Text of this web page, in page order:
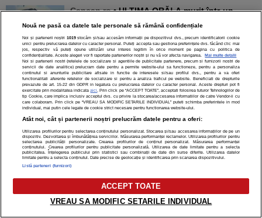
Cancan.ro• ULTIMA ORĂ! A murit într-un
Comentarii
Nouă ne pasă ca datele tale personale să rămână confidențiale
Noi și partenerii noștri 1019stocăm și/sau accesăm informații pe dispozitivul dvs., precum identificatorii cookie
unici pentru prelucrarea datelor cu caracter personal. Puteți accepta sau gestiona preferințele dvs. făcând clic mai
jos, respectiv vă puteți opune utilizării unui interes legitim în orice moment pe pagina cu politica de
confidențialitate. Aceste alegeri vor fi raportate partenerilor noștri și nu vă vor afecta navigarea.
Mai multe detalii
Noi si partenerii nostri (retelele de socializare si agentiile de publicitate partenere, precum si furnizorii nostri de
servicii de date analitice) prelucram date pentru a permite website-ului sa functioneze, pentru a personaliza
continutul si anunturile publicitare afisate in functie de interesele si/sau profilul dvs., pentru a va oferi
functionalitati aferente retelelor de socializare si pentru a analiza traficul pe website. Beneficiati de drepturile
prevazute de art. 15-22 din GDPR in legatura cu prelucrarea datelor cu caracter personal. Aceste drepturi pot fi
exercitate prin modalitatea indicataaici . Prin click pe “ACCEPT TOATE”, acceptati folosirea tuturor Tehnologiilor de
tip Cookie, care implica inclusiv acceptul dvs. cu privire la stocarea/accesarea informatiilor de catre Vendor-ii cu
care colaboram. Prin click pe “VREAU SA MODIFIC SETARILE INDIVIDUAL” puteti schimba preferintele in mod
individual, mai putin cele legate de cookie strict necesare pentru functionarea website-ului.
Atât noi, cât și partenerii noștri prelucrăm datele pentru a oferi:
Utilizarea profilurilor pentru selectarea conținutului personalizat. Stocarea și/sau accesarea informațiilor de pe un
dispozitiv. Dezvoltarea și îmbunătățirea serviciilor. Măsurarea performanței reclamelor. Utilizarea profilurilor pentru
selectarea publicității personalizate. Crearea profilurilor de conținut personalizat. Măsurarea performanței
conținutului. Crearea profilurilor pentru publicitate personalizată. Utilizarea de date limitate pentru a selecta
publicitatea. Înțelegerea publicului prin statistici sau combinații de date din surse diferite. Utilizarea datelor
limitate pentru a selecta conținutul. Date precise de geolocație și identificarea prin scanarea dispozitivului.
Listă parteneri (furnizori)
ACCEPT TOATE
VREAU SA MODIFIC SETARILE INDIVIDUAL